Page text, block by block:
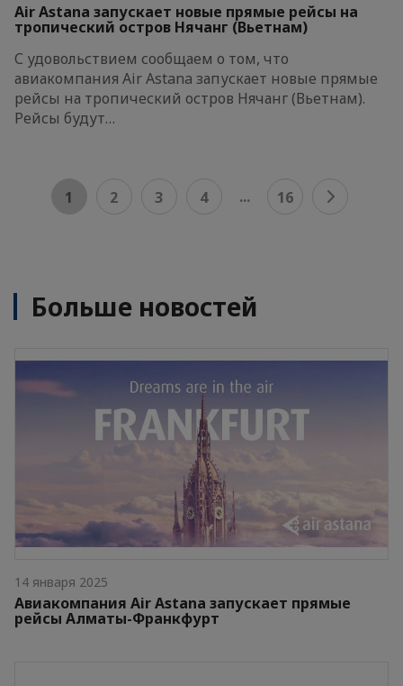
Air Astana запускает новые прямые рейсы на
тропический остров Нячанг (Вьетнам)
С удовольствием сообщаем о том, что
авиакомпания Air Astana запускает новые прямые
рейсы на тропический остров Нячанг (Вьетнам).
Рейсы будут…
1 2 3 4 ... 16
Больше новостей
14 января 2025
Авиакомпания Air Astana запускает прямые
рейсы Алматы-Франкфурт